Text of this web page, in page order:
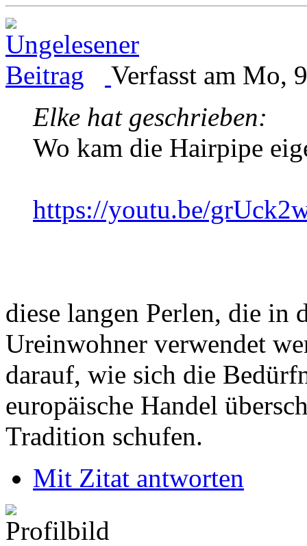
Verfasst am Mo,
Elke hat geschrieben:
Wo kam die Hairpipe
https://youtu.be/
diese langen Perlen, die in
Ureinwohner verwendet
darauf, wie sich die
europäische Handel
Tradition schufen.
Mit Zitat antworten